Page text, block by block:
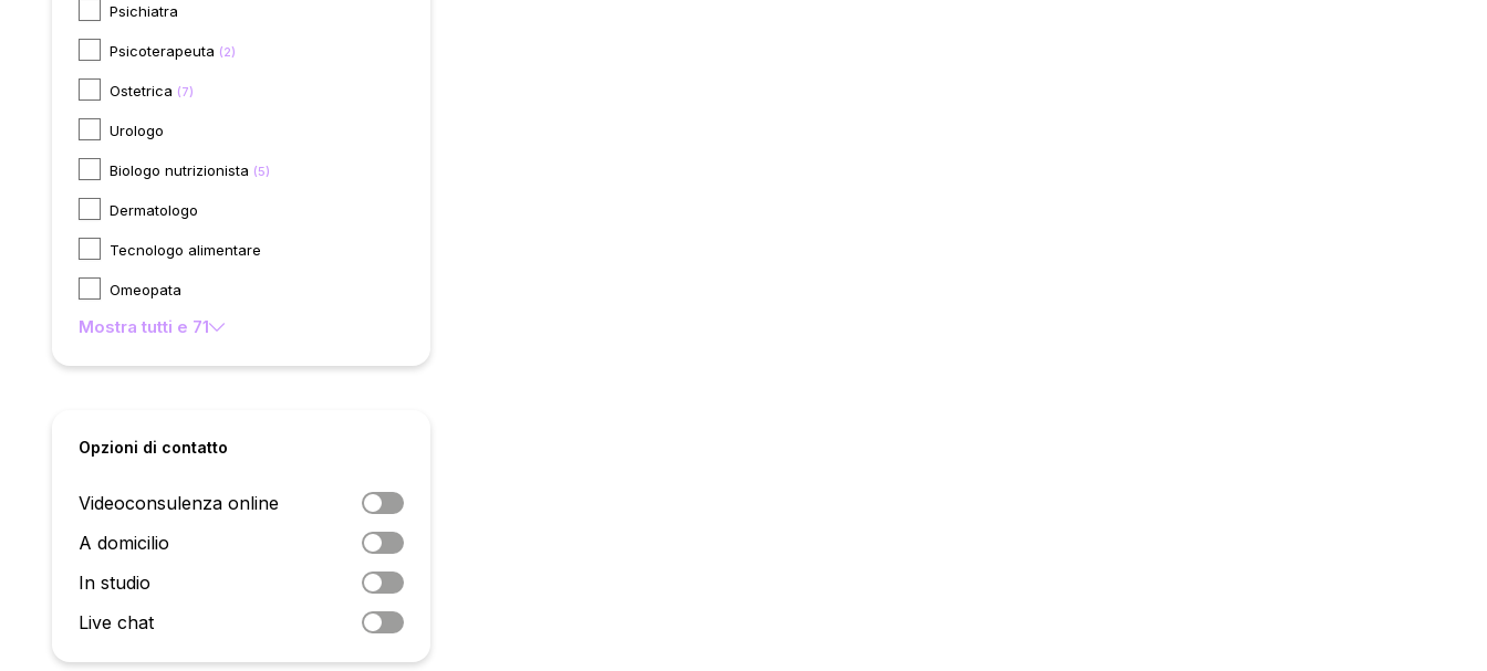
Psichiatra
Psicoterapeuta (2)
Ostetrica (7)
Urologo
Biologo nutrizionista (5)
Dermatologo
Tecnologo alimentare
Omeopata
Mostra tutti e 71
Opzioni di contatto
Videoconsulenza online
A domicilio
In studio
Live chat